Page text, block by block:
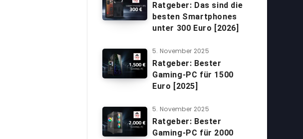
Ratgeber: Das sind die
besten Smartphones
unter 300 Euro [2026]
5. November 2025
Ratgeber: Bester
Gaming-PC für 1500
Euro [2025]
5. November 2025
Ratgeber: Bester
Gaming-PC für 2000